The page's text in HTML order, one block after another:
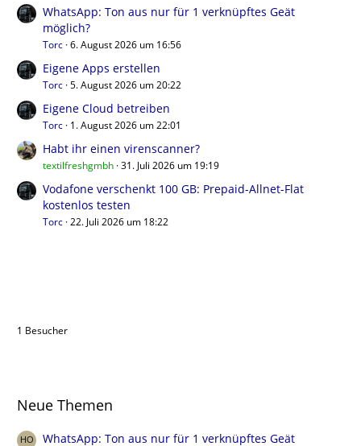
WhatsApp: Ton aus nur für 1 verknüpftes Geät
möglich?
Torc 6. August 2026 um 16:56
Eigene Apps erstellen
Torc 5. August 2026 um 20:22
Eigene Cloud betreiben
Torc 1. August 2026 um 22:01
Habt ihr einen virenscanner?
textilfreshgmbh 31. Juli 2026 um 19:19
Vodafone verschenkt 100 GB: Prepaid-Allnet-Flat
kostenlos testen
Torc 22. Juli 2026 um 18:22
1 Besucher
Neue Themen
WhatsApp: Ton aus nur für 1 verknüpftes Geät